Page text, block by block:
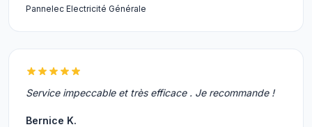
Pannelec Electricité Générale
Service impeccable et très efficace . Je recommande !
Bernice K.